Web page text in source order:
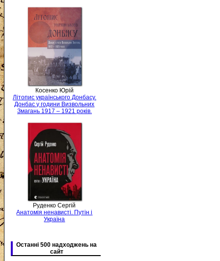
Косенко Юрій
Літопис українського Донбасу.
Донбас у години Визвольних
Змагань 1917 – 1921 років.
Руденко Сергій
Анатомія ненависті. Путін і
Україна
Останні 500 надходжень на
сайт